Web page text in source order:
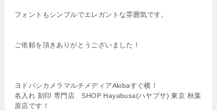
フォントもシンプルでエレガントな雰囲気です。
ご依頼を頂きありがとうございました！
ヨドバシカメラマルチメディアAkibaすぐ横！
名入れ 刻印 専門店 SHOP Hayabusa(ハヤブサ) 東京 秋葉
原店です！